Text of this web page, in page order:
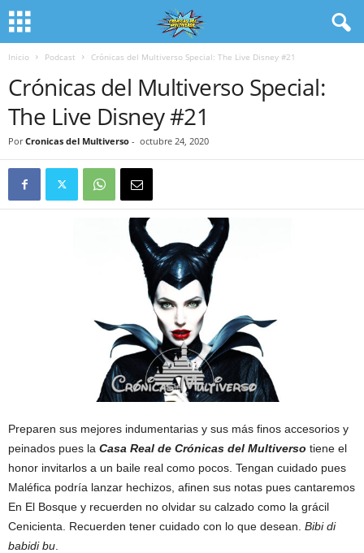
Inicio Podcast Crónicas del Multiverso Special: The Live Disney #21
Crónicas del Multiverso Special:
The Live Disney #21
Por Cronicas del Multiverso - octubre 24, 2020
Preparen sus mejores indumentarias y sus más finos accesorios y
peinados pues la Casa Real de Crónicas del Multiverso tiene el
honor invitarlos a un baile real como pocos. Tengan cuidado pues
Maléfica podría lanzar hechizos, afinen sus notas pues cantaremos
En El Bosque y recuerden no olvidar su calzado como la grácil
Cenicienta. Recuerden tener cuidado con lo que desean. Bibi di
babidi bu